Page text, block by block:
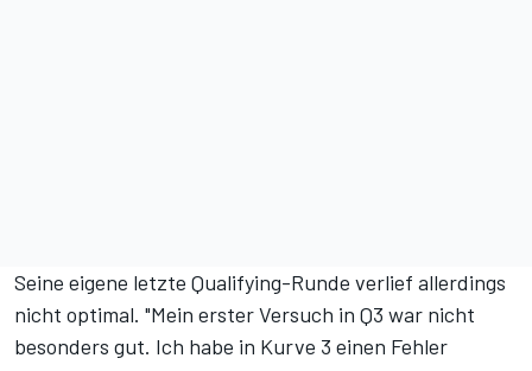
Seine eigene letzte Qualifying-Runde verlief allerdings
nicht optimal. "Mein erster Versuch in Q3 war nicht
besonders gut. Ich habe in Kurve 3 einen Fehler